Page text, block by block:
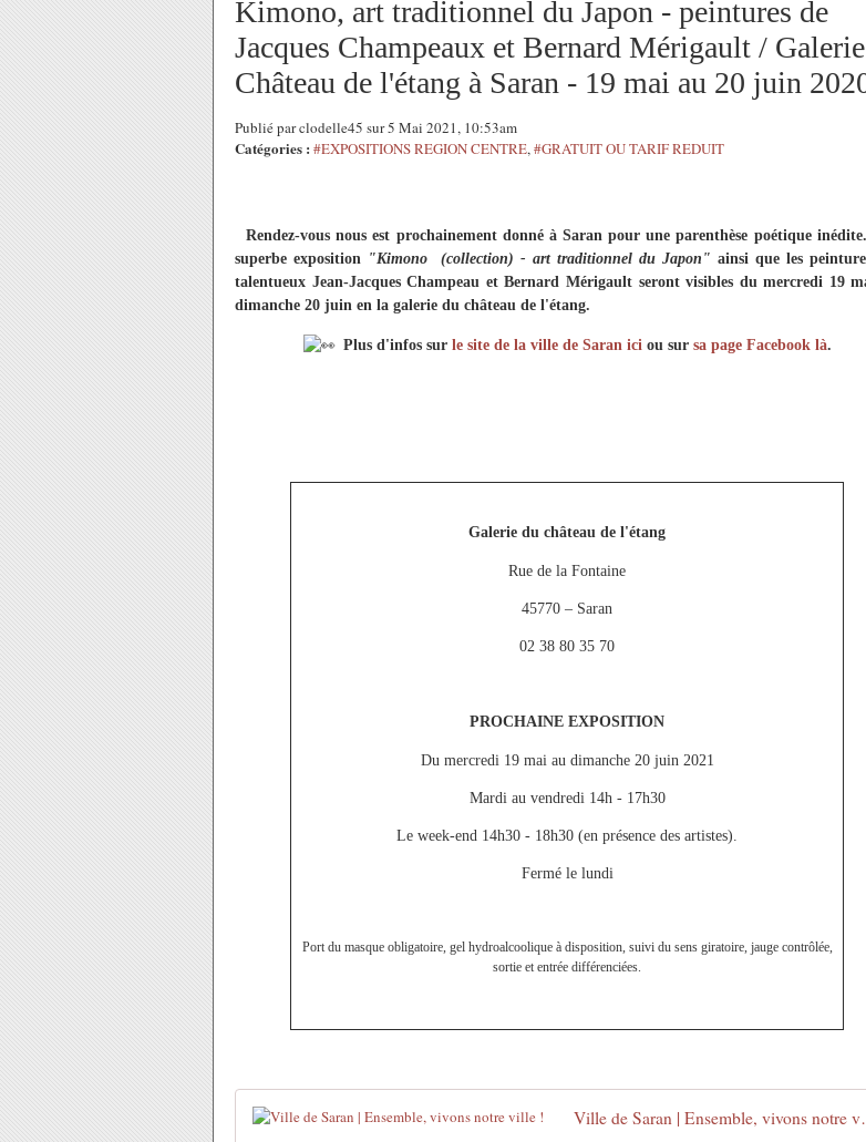
Kimono, art traditionnel du Japon - peintures de
Jacques Champeaux et Bernard Mérigault / Galerie
Château de l'étang à Saran - 19 mai au 20 juin
Publié par clodelle45 sur 5 Mai 2021, 10:53am
Catégories : #EXPOSITIONS REGION CENTRE,#GRATUIT OU TARIF REDUIT
Rendez-vous nous est prochainement donné à Saran pour une parenthèse poétique
superbe exposition "Kimono (collection) - art traditionnel du Japon" ainsi que les
talentueux Jean-Jacques Champeau et Bernard Mérigault seront visibles du mercredi 19
dimanche 20 juin en la galerie du château de l'étang.
Plus d'infos sur le site de la ville de Saran iciou sur sa page Facebook là.
Galerie du château de l'étang
Rue de la Fontaine
45770 – Saran
02 38 80 35 70
PROCHAINE EXPOSITION
Du mercredi 19 mai au dimanche 20 juin 2021
Mardi au vendredi 14h - 17h30
Le week-end 14h30 - 18h30 (en présence des artistes).
Fermé le lundi
Port du masque obligatoire, gel hydroalcoolique à disposition, suivi du sens giratoire, jauge contrôlée,
sortie et entrée différenciées.
Ville de